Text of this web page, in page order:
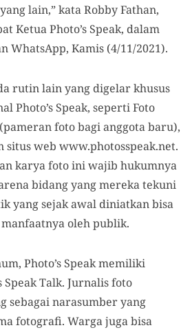
lain,” kata Robby Fathan,
Ketua Photo’s Speak, dalam
WhatsApp, Kamis (4/11/2021).
rutin lain yang digelar khusus
Photo’s Speak, seperti Foto
foto bagi anggota baru),
web www.photosspeak.net.
karya foto ini wajib hukumnya
bidang yang mereka tekuni
yang sejak awal diniatkan bisa
oleh publik.
Photo’s Speak memiliki
Speak Talk. Jurnalis foto
sebagai narasumber yang
fotografi. Warga juga bisa